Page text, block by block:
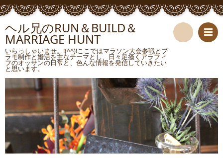
ヘル兄のRUN＆BUILD＆
MARRIAGE HUNT
いらっしゃいませ。!(^^)!ここではマラソン大会参戦とプ
ラモ制作と婚活を主なテーマとし、日々足掻くアラフィ
フのオッサンの日常と、色んな情報を発信していきたい
と思います。